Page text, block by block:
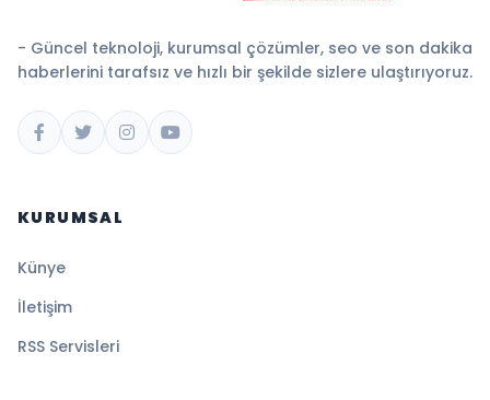
- Güncel teknoloji, kurumsal çözümler, seo ve son dakika
haberlerini tarafsız ve hızlı bir şekilde sizlere ulaştırıyoruz.
KURUMSAL
Künye
İletişim
RSS Servisleri